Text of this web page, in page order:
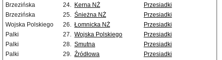
Brzezińska
24. Kerna NŻ
Przesiadki
Brzezińska
25. Śnieżna NŻ
Przesiadki
Wojska Polskiego
26. Łomnicka NŻ
Przesiadki
Palki
27. Wojska Polskiego
Przesiadki
Palki
28. Smutna
Przesiadki
Palki
29. Źródłowa
Przesiadki